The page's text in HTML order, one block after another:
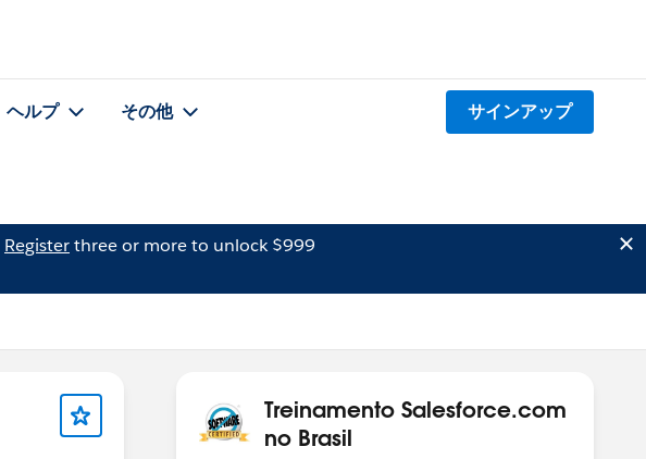
ヘルプ その他 サインアップ
Registerthree or more to unlock $999
Treinamento Salesforce.com
no Brasil